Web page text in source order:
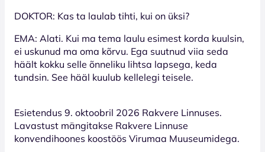
DOKTOR: Kas ta laulab tihti, kui on üksi?
EMA: Alati. Kui ma tema laulu esimest korda kuulsin,
ei uskunud ma oma kõrvu. Ega suutnud viia seda
häält kokku selle õnneliku lihtsa lapsega, keda
tundsin. See hääl kuulub kellelegi teisele.
Esietendus 9. oktoobril 2026 Rakvere Linnuses.
Lavastust mängitakse Rakvere Linnuse
konvendihoones koostöös Virumaa Muuseumidega.